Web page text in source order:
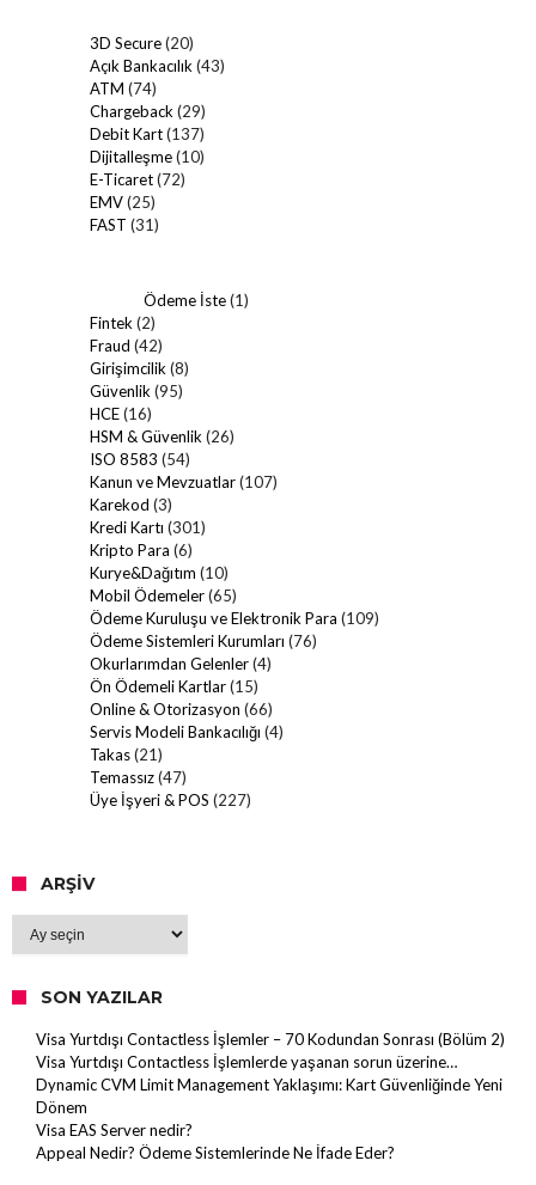
3D Secure(20)
Açık Bankacılık(43)
ATM (74)
Chargeback(29)
Debit Kart(137)
Dijitalleşme(10)
E-Ticaret(72)
EMV(25)
FAST (31)
Ödeme İste(1)
Fintek(2)
Fraud (42)
Girişimcilik(8)
Güvenlik(95)
HCE(16)
HSM & Güvenlik(26)
ISO 8583 (54)
Kanun ve Mevzuatlar(107)
Karekod (3)
Kredi Kartı (301)
Kripto Para (6)
Kurye&Dağıtım (10)
Mobil Ödemeler(65)
Ödeme Kuruluşu ve Elektronik Para (109)
Ödeme Sistemleri Kurumları (76)
Okurlarımdan Gelenler(4)
Ön Ödemeli Kartlar(15)
Online & Otorizasyon (66)
Servis Modeli Bankacılığı (4)
Takas(21)
Temassız(47)
Üye İşyeri & POS (227)
ARŞIV
Arşiv
SON YAZILAR
Visa Yurtdışı Contactless İşlemler – 70 Kodundan Sonrası (Bölüm 2)
Visa Yurtdışı Contactless İşlemlerde yaşanan sorun üzerine…
Dynamic CVM Limit Management Yaklaşımı: Kart Güvenliğinde Yeni
Dönem
Visa EAS Server nedir?
Appeal Nedir? Ödeme Sistemlerinde Ne İfade Eder?